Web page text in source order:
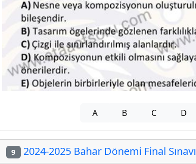
A B C D
9 2024-2025 Bahar Dönemi Final Sınavı